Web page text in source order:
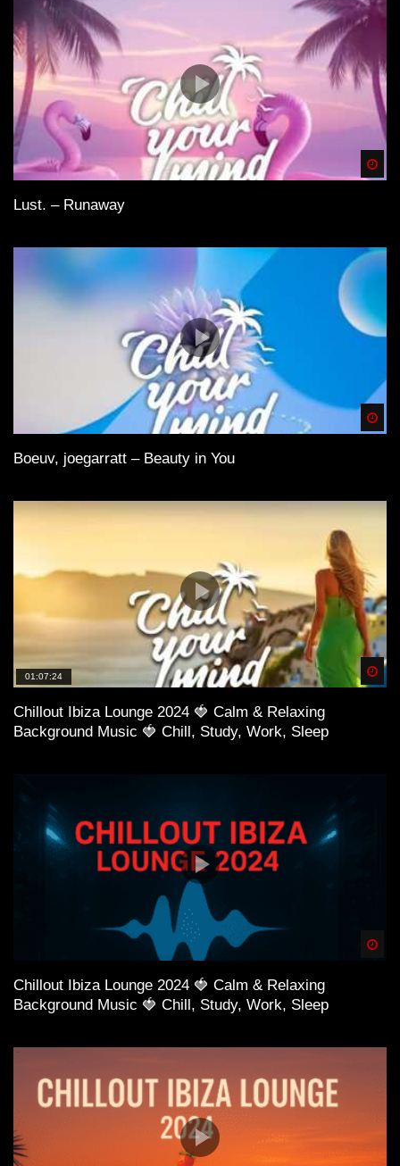
Lust. – Runaway
Boeuv, joegarratt – Beauty in You
01:07:24
Chillout Ibiza Lounge 2024 🍓 Calm & Relaxing
Background Music 🍓 Chill, Study, Work, Sleep
Chillout Ibiza Lounge 2024 🍓 Calm & Relaxing
Background Music 🍓 Chill, Study, Work, Sleep